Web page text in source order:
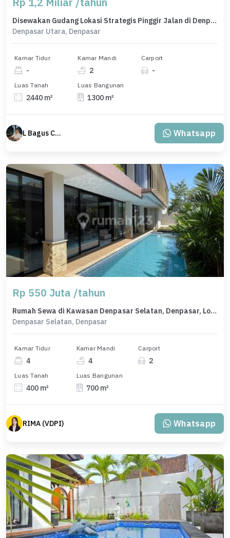
Disewakan Gudang Lokasi Strategis Pinggir Jalan di Denpasar Utara
Denpasar Utara, Denpasar
Kamar Tidur
-
Kamar Mandi
2
Carport
-
Luas Tanah
2440 m²
Luas Bangunan
1300 m²
L Bagus Cakra Baskara Whatsapp
Rp 550 Juta /tahun
Rumah Sewa di Kawasan Denpasar Selatan, Denpasar, Lokasi Strategis, Harga Menarik
Denpasar Selatan, Denpasar
Kamar Tidur
4
Kamar Mandi
4
Carport
2
Luas Tanah
400 m²
Luas Bangunan
700 m²
RIMA (VDPI) Whatsapp